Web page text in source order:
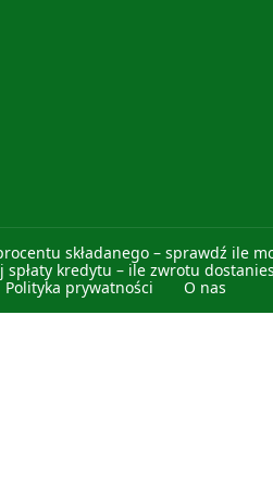
składanego – sprawdź ile
kredytu – ile zwrotu
Polityka prywatności O nas